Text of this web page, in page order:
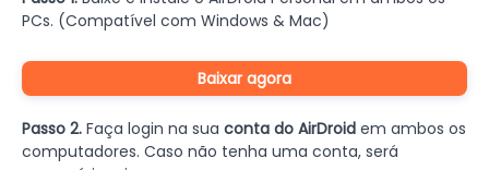
PCs. (Compatível com Windows & Mac)
Baixar agora
Passo 2. Faça login na sua conta do AirDroid em ambos os
computadores. Caso não tenha uma conta, será